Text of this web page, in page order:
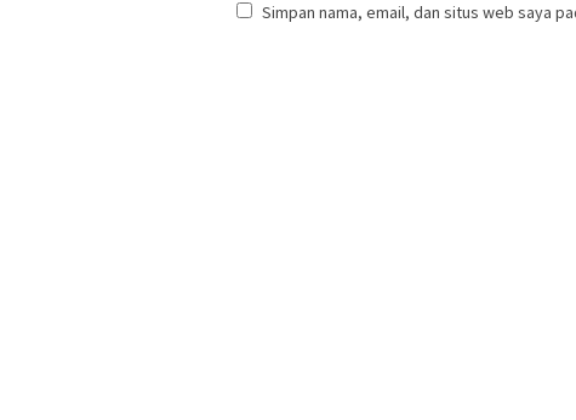
Simpan nama, email, dan situs web saya